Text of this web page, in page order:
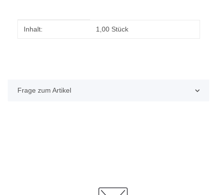
Produkteigenschaft
Wert
Inhalt: 1,00 Stück
Frage zum Artikel